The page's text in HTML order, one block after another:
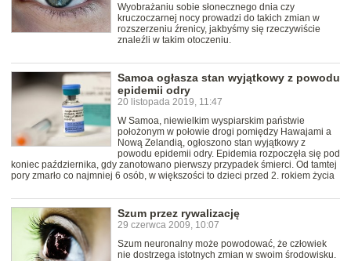
Wyobrażaniu sobie słonecznego dnia czy
kruczoczarnej nocy prowadzi do takich zmian w
rozszerzeniu źrenicy, jakbyśmy się rzeczywiście
znaleźli w takim otoczeniu.
Samoa ogłasza stan wyjątkowy z powodu
epidemii odry
20 listopada 2019, 11:47
W Samoa, niewielkim wyspiarskim państwie
położonym w połowie drogi pomiędzy Hawajami a
Nową Zelandią, ogłoszono stan wyjątkowy z
powodu epidemii odry. Epidemia rozpoczęła się pod
koniec października, gdy zanotowano pierwszy przypadek śmierci. Od tamtej
pory zmarło co najmniej 6 osób, w większości to dzieci przed 2. rokiem życia
Szum przez rywalizację
29 czerwca 2009, 10:07
Szum neuronalny może powodować, że człowiek
nie dostrzega istotnych zmian w swoim środowisku.